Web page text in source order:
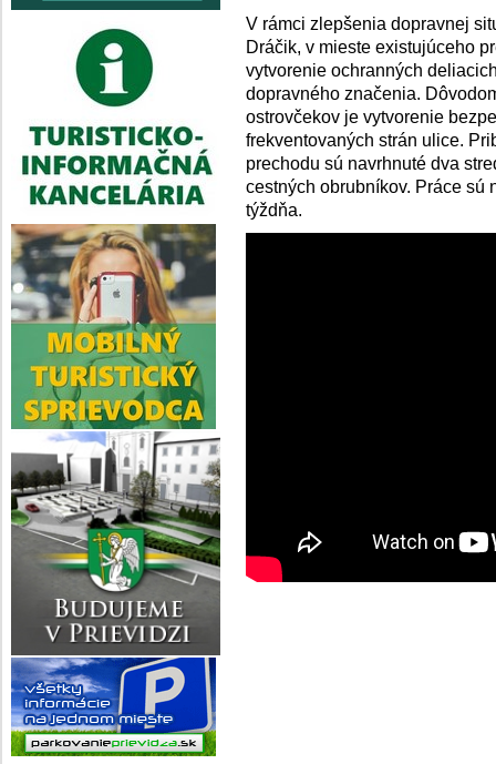
V rámci zlepšenia dopravnej
Dráčik, v mieste existujúceho
vytvorenie ochranných
dopravného značenia.
ostrovčekov je vytvorenie
frekventovaných strán ulice.
prechodu sú navrhnuté dva
cestných obrubníkov. Práce sú
týždňa.